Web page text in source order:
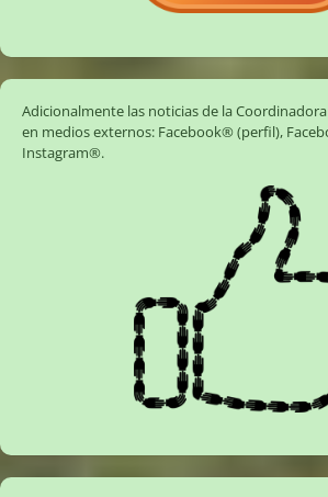
Adicionalmente las noticias de la
en medios externos: Facebook® (perfil),
Instagram®.